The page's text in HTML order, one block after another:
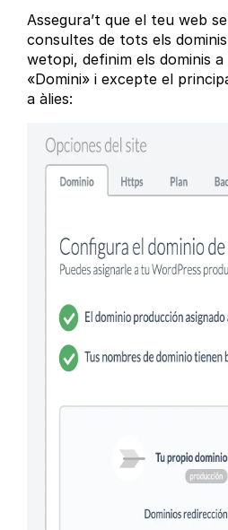
Assegura’t que el teu web
consultes de tots els
wetopi, definim els dominis
«Domini» i excepte el
a àlies: